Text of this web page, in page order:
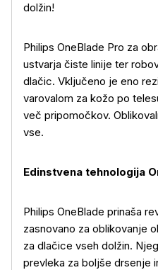
dolžin!
Philips OneBlade Pro za
ustvarja čiste linije ter
dlačic. Vključeno je eno
varovalom za kožo po
več pripomočkov.
vse.
Edinstvena tehnologija
Philips OneBlade prinaša
zasnovano za oblikovanje
za dlačice vseh dolžin.
prevleka za boljše drsenje